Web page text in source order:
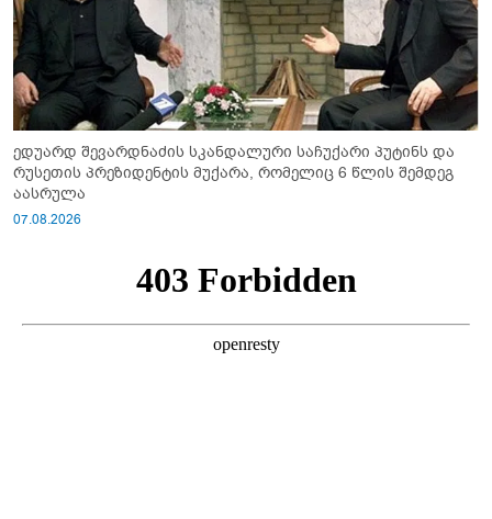
ედუარდ შევარდნაძის სკანდალური საჩუქარი პუტინს და
რუსეთის პრეზიდენტის მუქარა, რომელიც 6 წლის შემდეგ
აასრულა
07.08.2026